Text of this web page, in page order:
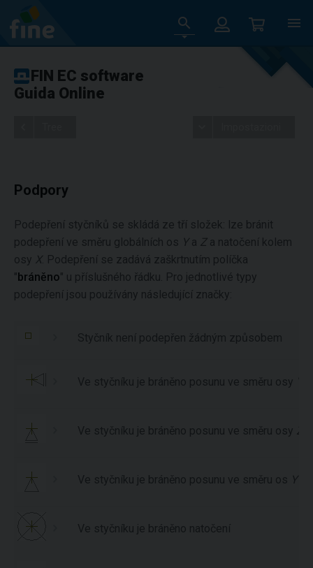
FIN EC software
Guida Online
Podpory
Podepření styčníků se skládá ze tří složek: lze bránit
podepření ve směru globálních os Ya Za natočení kolem
osy X. Podepření se zadává zaškrtnutím políčka
"bráněno" u příslušného řádku. Pro jednotlivé typy
podepření jsou používány následující značky:
Styčník není podepřen žádným způsobem
Ve styčníku je bráněno posunu ve směru osy
Ve styčníku je bráněno posunu ve směru osy Z
Ve styčníku je bráněno posunu ve směru os Y
Ve styčníku je bráněno natočení